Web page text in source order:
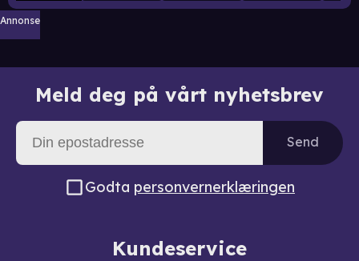
Annonse
Meld deg på vårt nyhetsbrev
Send
Godta personvernerklæringen
Kundeservice